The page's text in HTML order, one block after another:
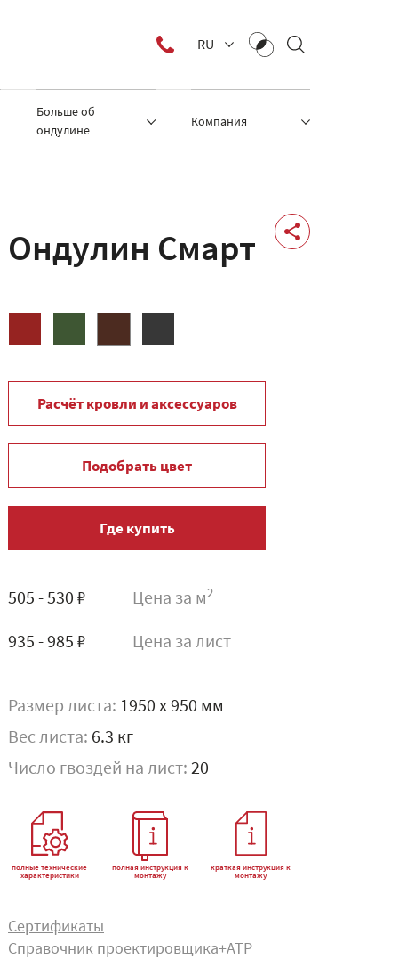
RU
Больше об
ондулине
Компания
Ондулин Смарт
Расчёт кровли и аксессуаров
Подобрать цвет
Где купить
505 - 530 ₽ Цена за м2
935 - 985 ₽ Цена за лист
Размер листа: 1950 x 950 мм
Вес листа: 6.3 кг
Число гвоздей на лист: 20
полные технические
характеристики
полная инструкция к
монтажу
краткая инструкция к
монтажу
Сертификаты
Справочник проектировщика+АТР